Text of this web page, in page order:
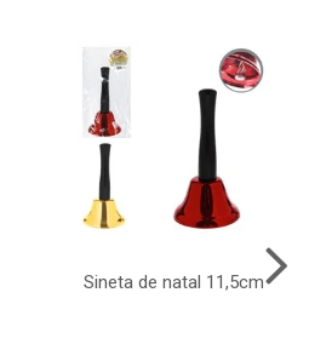
Sineta de natal 11,5cm